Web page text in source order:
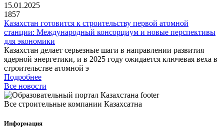
15.01.2025
1857
Казахстан готовится к строительству первой атомной
станции: Международный консорциум и новые перспективы
для экономики
Казахстан делает серьезные шаги в направлении развития
ядерной энергетики, и в 2025 году ожидается ключевая веха в
строительстве атомной э
Подробнее
Все новости
Все строительные компании Казахсатна
Информация